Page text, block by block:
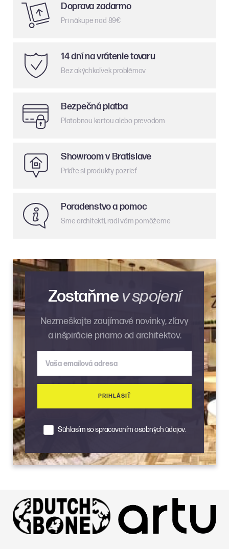
Doprava zadarmo
Pri nákupe nad 89€
14 dní na vrátenie tovaru
Bez akýchkoľvek problémov
Bezpečná platba
Platobnou kartou alebo prevodom
Showroom v Bratislave
Príďte si produkty pozrieť
Poradenstvo a pomoc
Sme architekti, radi vám pomôžeme
Zostaňmev spojení
Nezmeškajte zaujímavé novinky, zľavy
a inšpirácie priamo od architektov.
Vaša emailová adresa
PRIHLÁSIŤ
Súhlasím so spracovaním osobných údajov.